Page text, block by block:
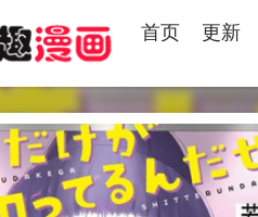
首页 更新